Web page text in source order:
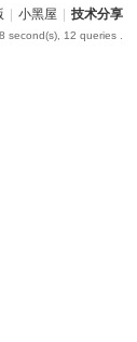
小黑屋 技术分享
12 queries .